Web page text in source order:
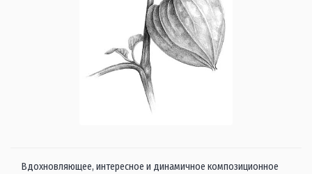
Вдохновляющее, интересное и динамичное композиционное